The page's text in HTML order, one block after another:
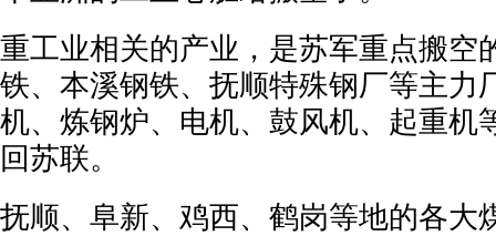
重工业相关的产业，是苏军重点搬空
铁、本溪钢铁、抚顺特殊钢厂等主力
机、炼钢炉、电机、鼓风机、起重机
回苏联。
抚顺、阜新、鸡西、鹤岗等地的各大